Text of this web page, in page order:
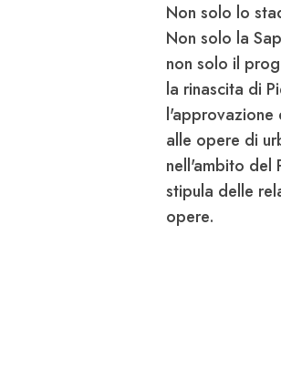
Non solo lo
Non solo la
non solo il
la rinascita di
l'approvazione
alle opere di
nell'ambito del
stipula delle
opere.